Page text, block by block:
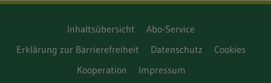
Inhaltsübersicht
Abo-Service
Erklärung zur Barrierefreiheit
Datenschutz
Cookies
Kooperation
Impressum